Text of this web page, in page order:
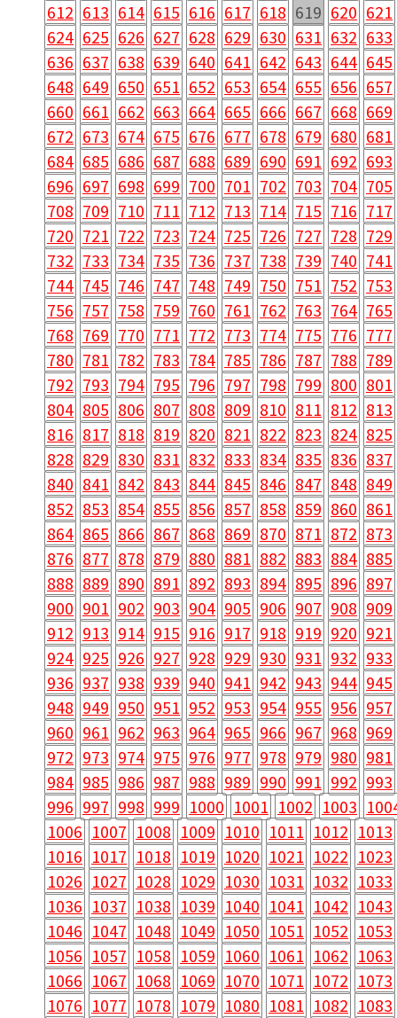
612 613 614 615 616 617 618 619 620 621
624 625 626 627 628 629 630 631 632 633
636 637 638 639 640 641 642 643 644 645
648 649 650 651 652 653 654 655 656 657
660 661 662 663 664 665 666 667 668 669
672 673 674 675 676 677 678 679 680 681
684 685 686 687 688 689 690 691 692 693
696 697 698 699 700 701 702 703 704 705
708 709 710 711 712 713 714 715 716 717
720 721 722 723 724 725 726 727 728 729
732 733 734 735 736 737 738 739 740 741
744 745 746 747 748 749 750 751 752 753
756 757 758 759 760 761 762 763 764 765
768 769 770 771 772 773 774 775 776 777
780 781 782 783 784 785 786 787 788 789
792 793 794 795 796 797 798 799 800 801
804 805 806 807 808 809 810 811 812 813
816 817 818 819 820 821 822 823 824 825
828 829 830 831 832 833 834 835 836 837
840 841 842 843 844 845 846 847 848 849
852 853 854 855 856 857 858 859 860 861
864 865 866 867 868 869 870 871 872 873
876 877 878 879 880 881 882 883 884 885
888 889 890 891 892 893 894 895 896 897
900 901 902 903 904 905 906 907 908 909
912 913 914 915 916 917 918 919 920 921
924 925 926 927 928 929 930 931 932 933
936 937 938 939 940 941 942 943 944 945
948 949 950 951 952 953 954 955 956 957
960 961 962 963 964 965 966 967 968 969
972 973 974 975 976 977 978 979 980 981
984 985 986 987 988 989 990 991 992 993
996 997 998 999 1000 1001 1002 1003
1006 1007 1008 1009 1010 1011 1012 1013
1016 1017 1018 1019 1020 1021 1022 1023
1026 1027 1028 1029 1030 1031 1032 1033
1036 1037 1038 1039 1040 1041 1042 1043
1046 1047 1048 1049 1050 1051 1052 1053
1056 1057 1058 1059 1060 1061 1062 1063
1066 1067 1068 1069 1070 1071 1072 1073
1076 1077 1078 1079 1080 1081 1082 1083